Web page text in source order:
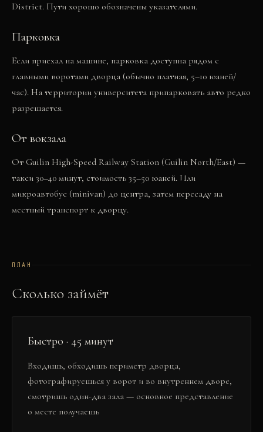
District. Пути хорошо обозначены указателями.
Парковка
Если приехал на машине, парковка доступна рядом с
главными воротами дворца (обычно платная, 5–10 юаней/
час). На территории университета припарковать авто редко
разрешается.
От вокзала
От Guilin High-Speed Railway Station (Guilin North/East) —
такси 30–40 минут, стоимость 35–50 юаней. Или
микроавтобус (minivan) до центра, затем пересаду на
местный транспорт к дворцу.
ПЛАН
Сколько займёт
Быстро · 45 минут
Входишь, обходишь периметр дворца,
фотографируешься у ворот и во внутреннем дворе,
смотришь один-два зала — основное представление
о месте получаешь